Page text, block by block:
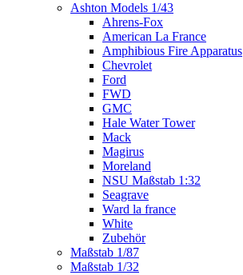
Ashton Models 1/43
Ahrens-Fox
American La France
Amphibious Fire Apparatus
Chevrolet
Ford
FWD
GMC
Hale Water Tower
Mack
Magirus
Moreland
NSU Maßstab 1:32
Seagrave
Ward la france
White
Zubehör
Maßstab 1/87
Maßstab 1/32